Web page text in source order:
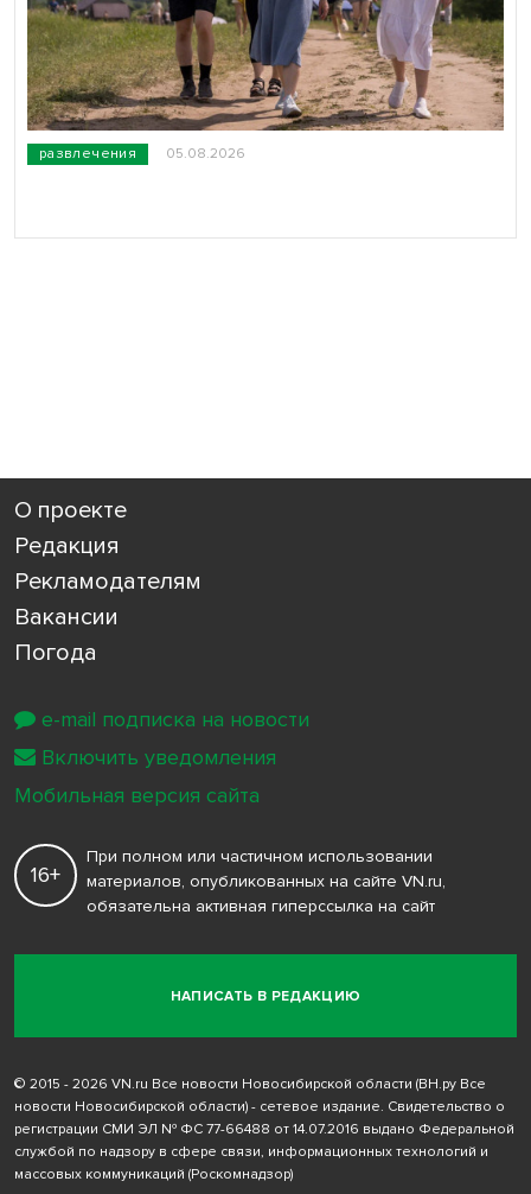
развлечения 05.08.2026
О проекте
Редакция
Рекламодателям
Вакансии
Погода
НАПИСАТЬ В РЕДАКЦИЮ
16+
При полном или частичном использовании
материалов, опубликованных на сайте VN.ru,
обязательна активная гиперссылка на сайт
© 2015 - 2026 VN.ru Все новости Новосибирской области (ВН.ру Все
новости Новосибирской области) - сетевое издание. Свидетельство о
регистрации СМИ ЭЛ № ФС 77-66488 от 14.07.2016 выдано Федеральной
службой по надзору в сфере связи, информационных технологий и
массовых коммуникаций (Роскомнадзор)
e-mail подписка на новости
Включить уведомления
Мобильная версия сайта